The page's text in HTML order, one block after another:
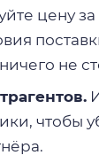
цену
не
чтобы